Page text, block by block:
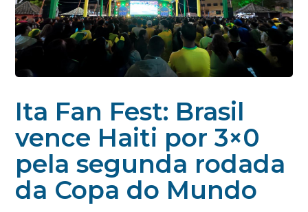
Ita Fan Fest: Brasil
vence Haiti por 3×0
pela segunda rodada
da Copa do Mundo